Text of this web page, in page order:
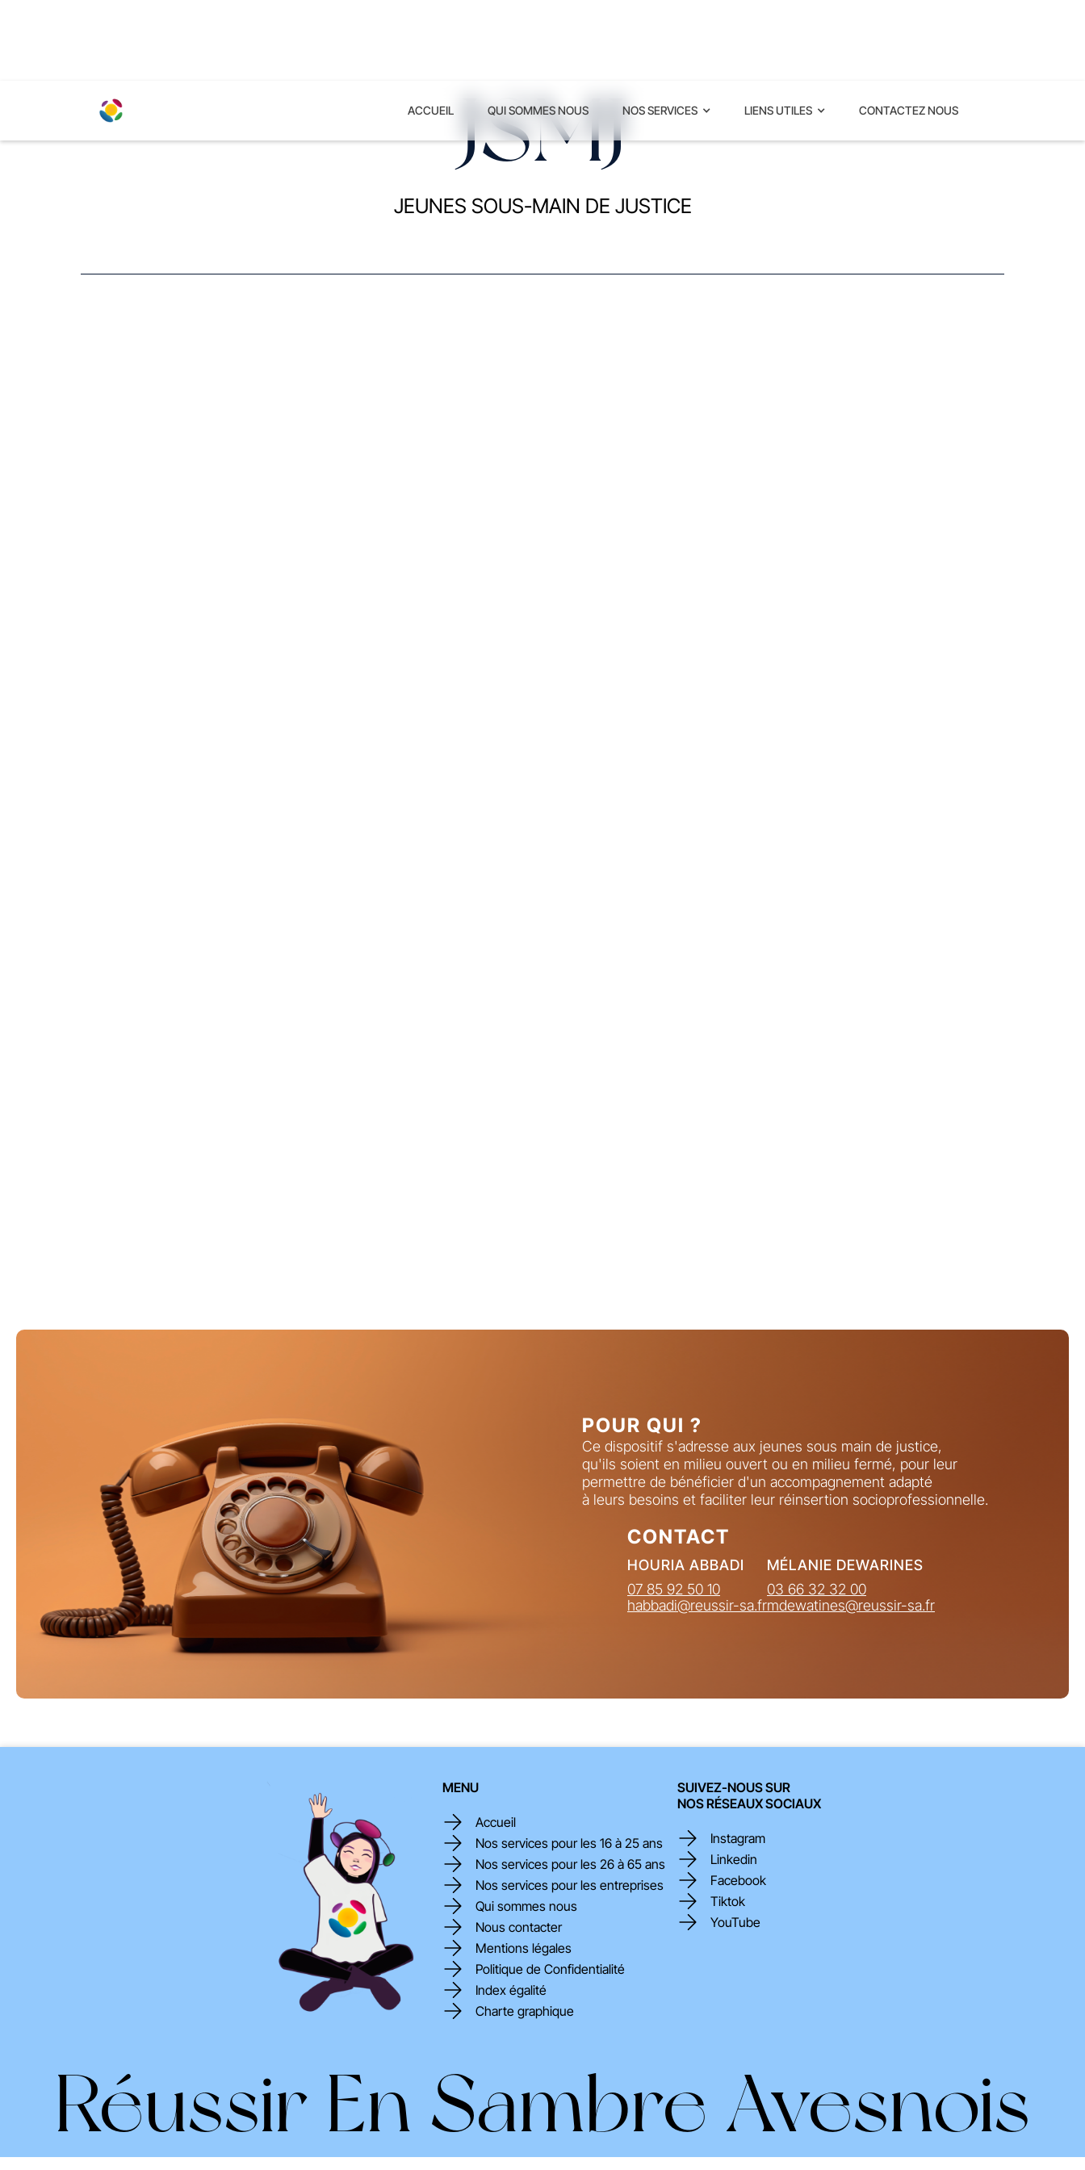
ACCUEIL QUI SOMMES NOUS NOS SERVICES LIENS UTILES CONTACTEZ NOUS
JSMJ
JEUNES SOUS-MAIN DE JUSTICE
POUR QUI ?
Ce dispositif s'adresse aux jeunes sous main de justice,
qu'ils soient en milieu ouvert ou en milieu fermé, pour leur
permettre de bénéficier d'un accompagnement adapté
à leurs besoins et faciliter leur réinsertion socioprofessionnelle.
CONTACT
HOURIA ABBADI
07 85 92 50 10
habbadi@reussir-sa.fr
MÉLANIE DEWARINES
03 66 32 32 00
mdewatines@reussir-sa.fr
MENU
Accueil
Nos services pour les 16 à 25 ans
Nos services pour les 26 à 65 ans
Nos services pour les entreprises
Qui sommes nous
Nous contacter
Mentions légales
Politique de Confidentialité
Index égalité
Charte graphique
SUIVEZ-NOUS SUR
NOS RÉSEAUX SOCIAUX
Instagram
Linkedin
Facebook
Tiktok
YouTube
Réussir En Sambre Avesnois